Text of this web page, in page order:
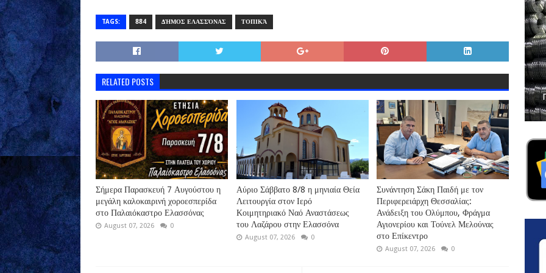
TAGS: 884 ΔΉΜΟΣ ΕΛΑΣΣΌΝΑΣ ΤΟΠΙΚΆ
RELATED POSTS
Σήμερα Παρασκευή 7 Αυγούστου η
μεγάλη καλοκαιρινή χοροεσπερίδα
στο Παλαιόκαστρο Ελασσόνας
August 07, 2026 0
Αύριο Σάββατο 8/8 η μηνιαία Θεία
Λειτουργία στον Ιερό
Κοιμητηριακό Ναό Αναστάσεως
του Λαζάρου στην Ελασσόνα
August 07, 2026 0
Συνάντηση Σάκη Παιδή με τον
Περιφερειάρχη Θεσσαλίας:
Ανάδειξη του Ολύμπου, Φράγμα
Αγιονερίου και Τούνελ Μελούνας
στο Επίκεντρο
August 07, 2026 0